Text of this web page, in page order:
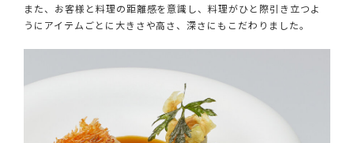
また、お客様と料理の距離感を意識し、料理がひと際引き立つよ
うにアイテムごとに大きさや高さ、深さにもこだわりました。